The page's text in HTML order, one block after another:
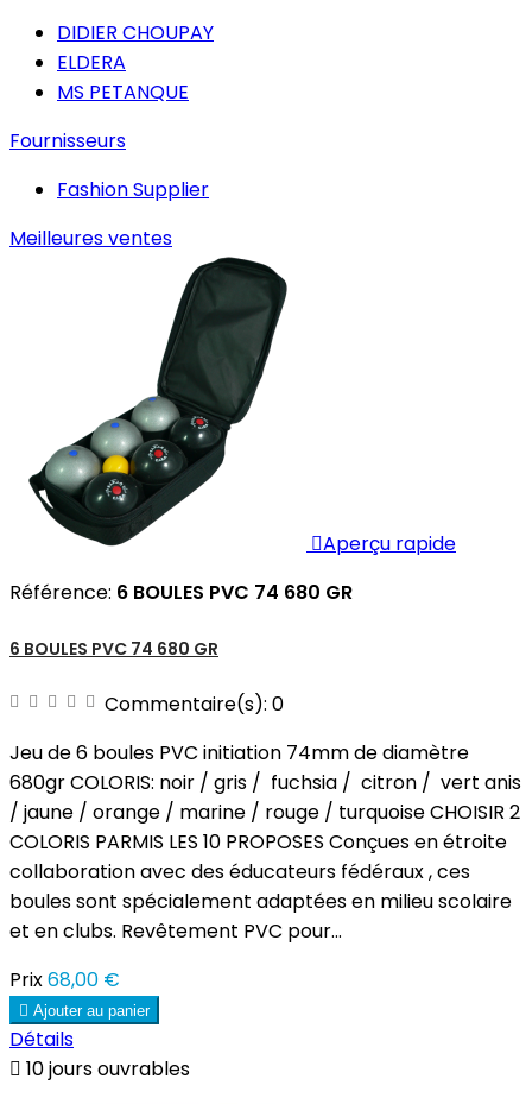
DIDIER CHOUPAY
ELDERA
MS PETANQUE
Fournisseurs
Fashion Supplier
Meilleures ventes
Aperçu rapide
Référence: 6 BOULES PVC 74 680 GR
6 BOULES PVC 74 680 GR
Commentaire(s): 0
Jeu de 6 boules PVC initiation 74mm de diamètre
680gr COLORIS: noir / gris / fuchsia / citron / vert anis
/ jaune / orange / marine / rouge / turquoise CHOISIR 2
COLORIS PARMIS LES 10 PROPOSES Conçues en étroite
collaboration avec des éducateurs fédéraux , ces
boules sont spécialement adaptées en milieu scolaire
et en clubs. Revêtement PVC pour...
Prix68,00 €
 Ajouter au panier
Détails
 10 jours ouvrables